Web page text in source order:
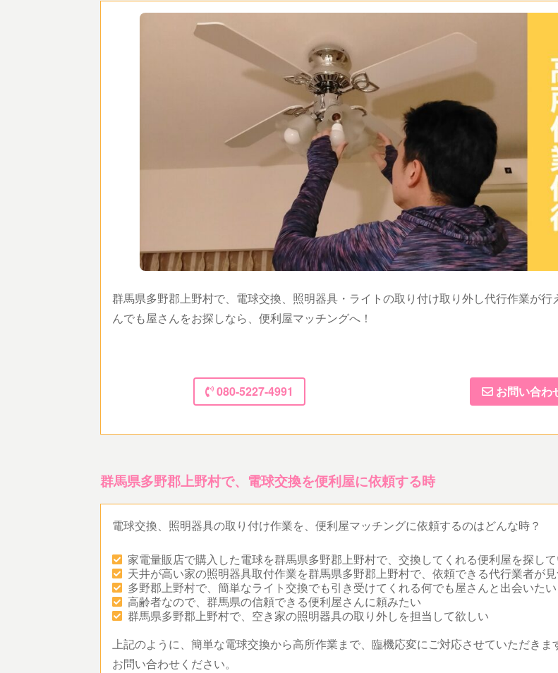
群馬県多野郡上野村で、電球交換、照明器具・ライトの取り付け取り外し代行作業が行
んでも屋さんをお探しなら、便利屋マッチングへ！
080-5227-4991 お問い合わ
群馬県多野郡上野村で、電球交換を便利屋に依頼する時
電球交換、照明器具の取り付け作業を、便利屋マッチングに依頼するのはどんな時？
家電量販店で購入した電球を群馬県多野郡上野村で、交換してくれる便利屋を探し
天井が高い家の照明器具取付作業を群馬県多野郡上野村で、依頼できる代行業者が
多野郡上野村で、簡単なライト交換でも引き受けてくれる何でも屋さんと出会いたい
高齢者なので、群馬県の信頼できる便利屋さんに頼みたい
群馬県多野郡上野村で、空き家の照明器具の取り外しを担当して欲しい
上記のように、簡単な電球交換から高所作業まで、臨機応変にご対応させていただきま
お問い合わせください。